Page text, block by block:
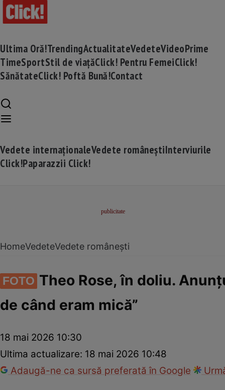
Ultima Oră!TrendingActualitateVedeteVideoPrime
TimeSportStil de viațăClick! Pentru FemeiClick!
SănătateClick! Poftă Bună!Contact
Vedete internaționaleVedete româneștiInterviurile
Click!Paparazzii Click!
HomeVedeteVedete românești
FOTO Theo Rose, în doliu.
de când eram mică”
18 mai 2026 10:30
Ultima actualizare: 18 mai 2026 10:48
Adaugă-ne ca sursă preferată în Google